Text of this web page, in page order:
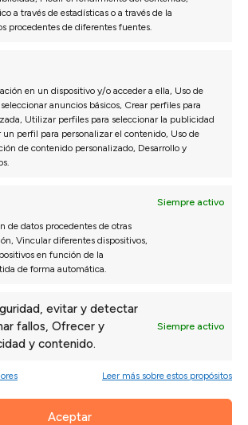
a través de estadísticas o a través de la
procedentes de diferentes fuentes.
en un dispositivo y/o acceder a ella, Uso de
anuncios básicos, Crear perfiles para
Utilizar perfiles para seleccionar la publicidad
un perfil para personalizar el contenido, Uso de
de contenido personalizado, Desarrollo y
Siempre activo
de datos procedentes de otras
Vincular diferentes dispositivos,
en función de la
de forma automática.
evitar y detectar
fallos, Ofrecer y
y contenido.
Siempre activo
Leer más sobre estos propósitos
Aceptar
de nuestros clientes
una configuración que al
pensado y ha quedado